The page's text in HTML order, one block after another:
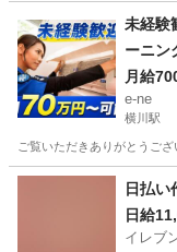
未経験
ーニン
月給
e-ne
横川駅
ご覧いただきありがとうご
広島 広島市 横川駅
日払い
日給
イレブ